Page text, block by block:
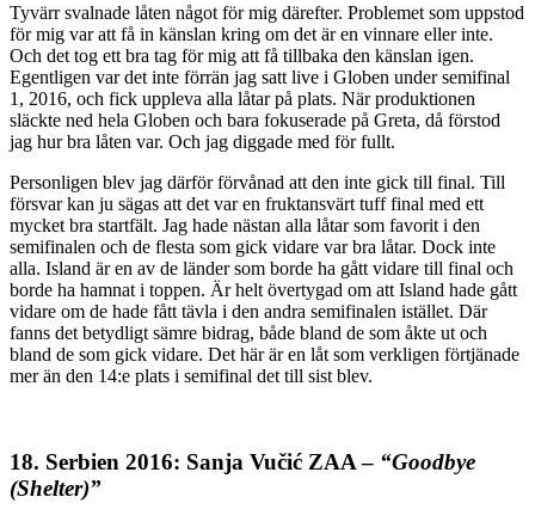
Tyvärr svalnade låten något för mig därefter. Problemet som uppstod
för mig var att få in känslan kring om det är en vinnare eller inte.
Och det tog ett bra tag för mig att få tillbaka den känslan igen.
Egentligen var det inte förrän jag satt live i Globen under semifinal
1, 2016, och fick uppleva alla låtar på plats. När produktionen
släckte ned hela Globen och bara fokuserade på Greta, då förstod
jag hur bra låten var. Och jag diggade med för fullt.
Personligen blev jag därför förvånad att den inte gick till final. Till
försvar kan ju sägas att det var en fruktansvärt tuff final med ett
mycket bra startfält. Jag hade nästan alla låtar som favorit i den
semifinalen och de flesta som gick vidare var bra låtar. Dock inte
alla. Island är en av de länder som borde ha gått vidare till final och
borde ha hamnat i toppen. Är helt övertygad om att Island hade gått
vidare om de hade fått tävla i den andra semifinalen istället. Där
fanns det betydligt sämre bidrag, både bland de som åkte ut och
bland de som gick vidare. Det här är en låt som verkligen förtjänade
mer än den 14:e plats i semifinal det till sist blev.
18. Serbien 2016: Sanja Vučić ZAA – “Goodbye
(Shelter)”